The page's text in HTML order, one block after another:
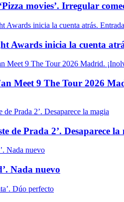
movies’. Irregular
Awards inicia la cuenta
Meet 9 The Tour 2026
de Prada 2’. Desaparece la
Nada nuevo